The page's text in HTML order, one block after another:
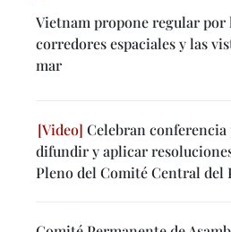
Vietnam propone regular por
corredores espaciales y las
mar
Celebran conferencia
difundir y aplicar
Pleno del Comité Central del